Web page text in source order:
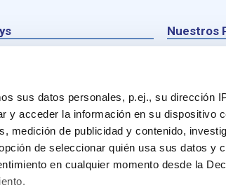
sus datos personales, p.ej., su dirección
y acceder la información en su dispositivo
medición de publicidad y contenido,
de seleccionar quién usa sus datos y
en cualquier momento desde la
Bricolaje
Sostenibilidad
Contacto
Nuestros